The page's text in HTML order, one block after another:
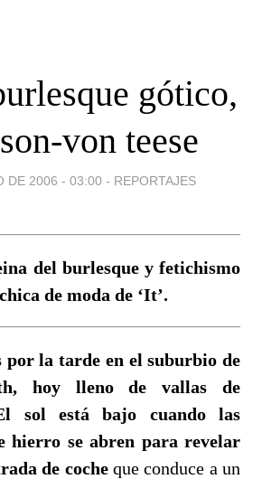
gótico,
von teese
DE 2006 - 03:00 - REPORTAJES
del burlesque y fetichismo
de moda de ‘It’.
por la tarde en el suburbio de
hoy lleno de vallas de
sol está bajo cuando las
hierro se abren para revelar
de cocheque conduce a un